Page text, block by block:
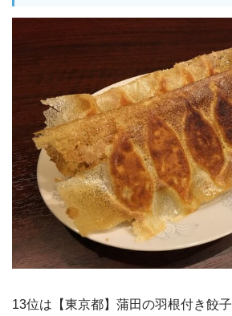
13位は【東京都】蒲田の羽根付き餃子